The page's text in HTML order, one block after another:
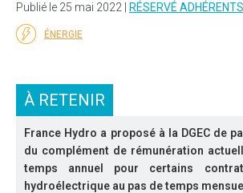
Publié le 25 mai 2022 | RÉSERVÉ ADHÉRENTS
ÉNERGIE
À RETENIR
France Hydro a proposé à la DGEC de
du complément de rémunération
temps annuel pour certains
hydroélectrique au pas de temps mensuel